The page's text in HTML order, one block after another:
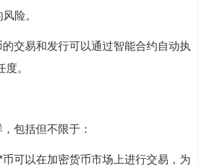
险。
交易和发行可以通过智能合约自动执
。
包括但不限于：
币可以在加密货币市场上进行交易，为